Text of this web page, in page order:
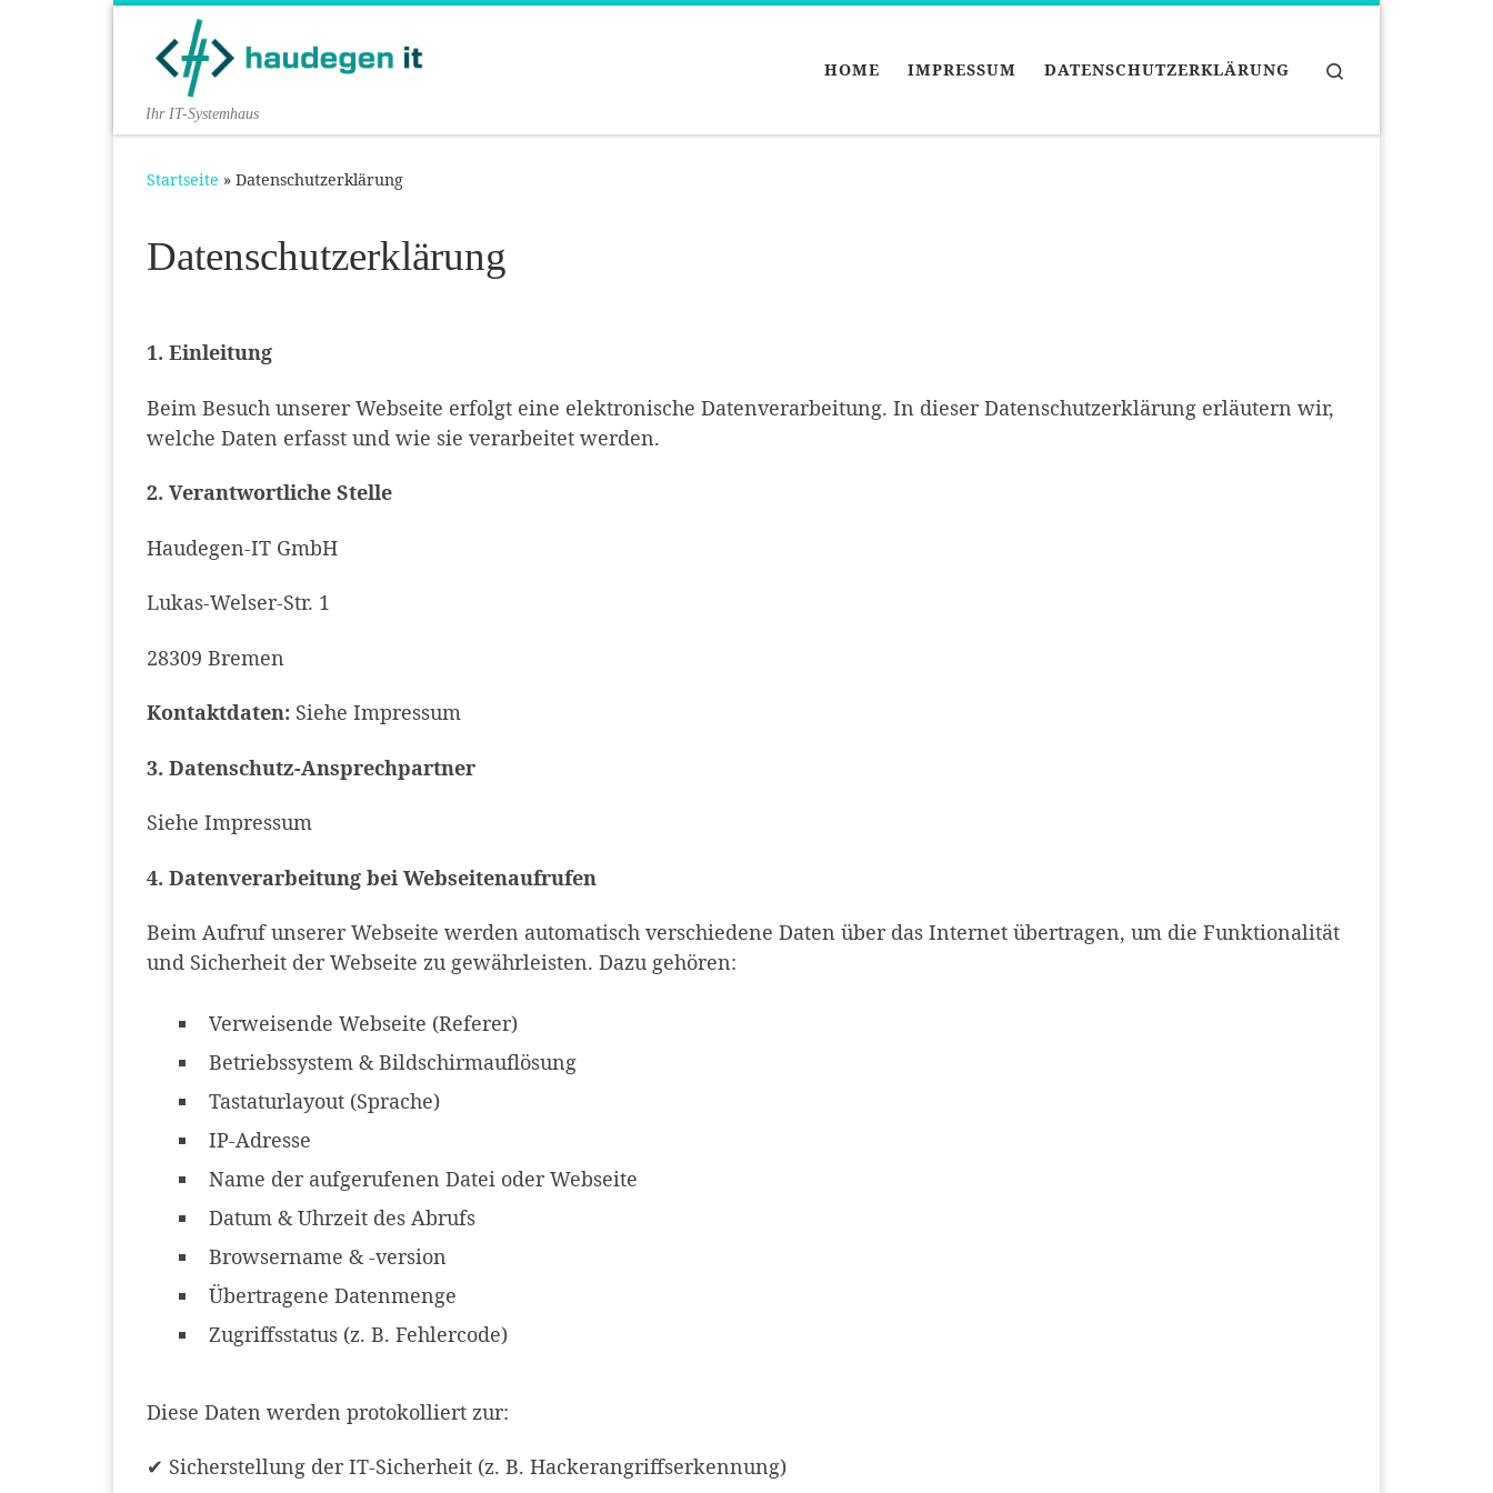
Zum Inhalt springen
Ihr IT-Systemhaus
HOME IMPRESSUM DATENSCHUTZERKLÄRUNG
Startseite » Datenschutzerklärung
Datenschutzerklärung
1. Einleitung
Beim Besuch unserer Webseite erfolgt eine elektronische Datenverarbeitung. In dieser Datenschutzerklärung erläutern wir,
welche Daten erfasst und wie sie verarbeitet werden.
2. Verantwortliche Stelle
Haudegen-IT GmbH
Lukas-Welser-Str. 1
28309 Bremen
Kontaktdaten: Siehe Impressum
3. Datenschutz-Ansprechpartner
Siehe Impressum
4. Datenverarbeitung bei Webseitenaufrufen
Beim Aufruf unserer Webseite werden automatisch verschiedene Daten über das Internet übertragen, um die Funktionalität
und Sicherheit der Webseite zu gewährleisten. Dazu gehören:
Verweisende Webseite (Referer)
Betriebssystem & Bildschirmauflösung
Tastaturlayout (Sprache)
IP-Adresse
Name der aufgerufenen Datei oder Webseite
Datum & Uhrzeit des Abrufs
Browsername & -version
Übertragene Datenmenge
Zugriffsstatus (z. B. Fehlercode)
Diese Daten werden protokolliert zur:
✔ Sicherstellung der IT-Sicherheit (z. B. Hackerangriffserkennung)